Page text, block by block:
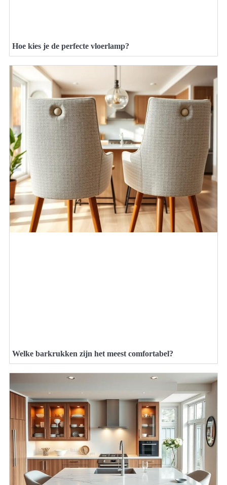
Hoe kies je de perfecte vloerlamp?
Welke barkrukken zijn het meest comfortabel?